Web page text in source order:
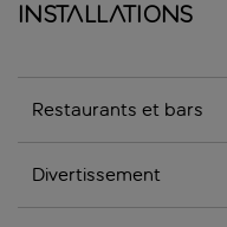
Installations
Restaurants et bars
Divertissement